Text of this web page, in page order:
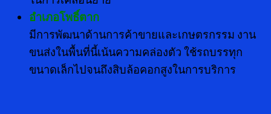
อำเภอโพธิ์ตาก
มีการพัฒนาด้านการค้าขายและเกษตรกรรม งาน
ขนส่งในพื้นที่นี้เน้นความคล่องตัว ใช้รถบรรทุก
ขนาดเล็กไปจนถึงสิบล้อคอกสูงในการบริการ